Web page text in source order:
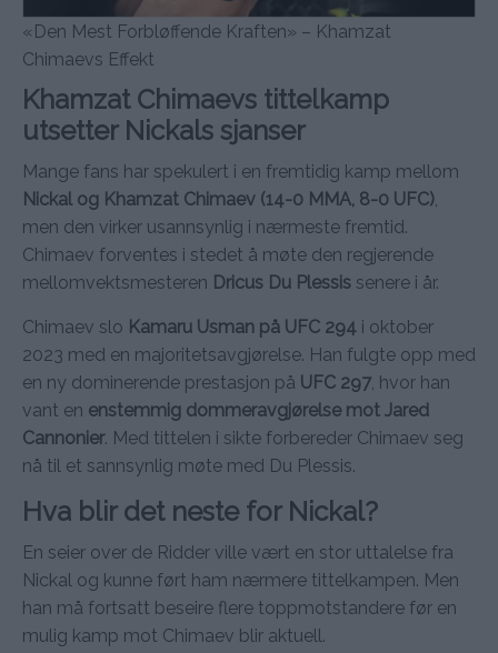
«Den Mest Forbløffende Kraften» – Khamzat
Chimaevs Effekt
Khamzat Chimaevs tittelkamp
utsetter Nickals sjanser
Mange fans har spekulert i en fremtidig kamp mellom
Nickal og Khamzat Chimaev (14-0 MMA, 8-0 UFC),
men den virker usannsynlig i nærmeste fremtid.
Chimaev forventes i stedet å møte den regjerende
mellomvektsmesteren Dricus Du Plessis senere i år.
Chimaev slo Kamaru Usman på UFC 294 i oktober
2023 med en majoritetsavgjørelse. Han fulgte opp med
en ny dominerende prestasjon på UFC 297, hvor han
vant en enstemmig dommeravgjørelse mot Jared
Cannonier. Med tittelen i sikte forbereder Chimaev seg
nå til et sannsynlig møte med Du Plessis.
Hva blir det neste for Nickal?
En seier over de Ridder ville vært en stor uttalelse fra
Nickal og kunne ført ham nærmere tittelkampen. Men
han må fortsatt beseire flere toppmotstandere før en
mulig kamp mot Chimaev blir aktuell.